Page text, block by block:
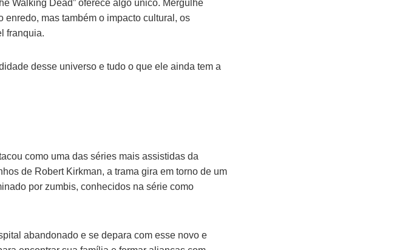
Walking Dead” oferece algo único. Mergulhe
mas também o impacto cultural, os
franquia.
desse universo e tudo o que ele ainda tem a
como uma das séries mais assistidas da
de Robert Kirkman, a trama gira em torno de um
por zumbis, conhecidos na série como
abandonado e se depara com esse novo e